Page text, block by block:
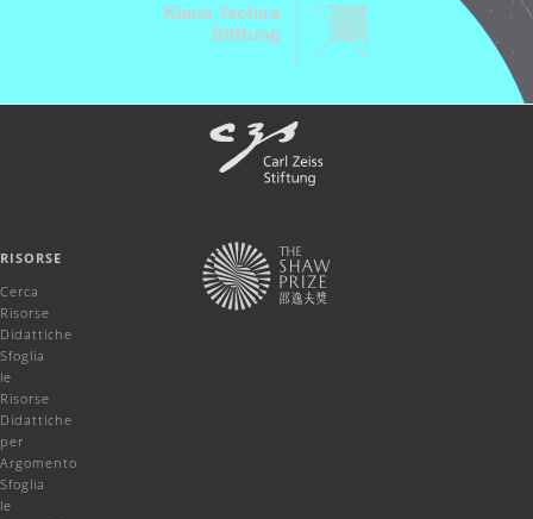
RISORSE
Cerca
Risorse
Didattiche
Sfoglia
le
Risorse
Didattiche
per
Argomento
Sfoglia
le